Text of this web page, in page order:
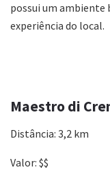
possui um ambiente
experiência do local.
Maestro di
Distância: 3,2 km
Valor: $$